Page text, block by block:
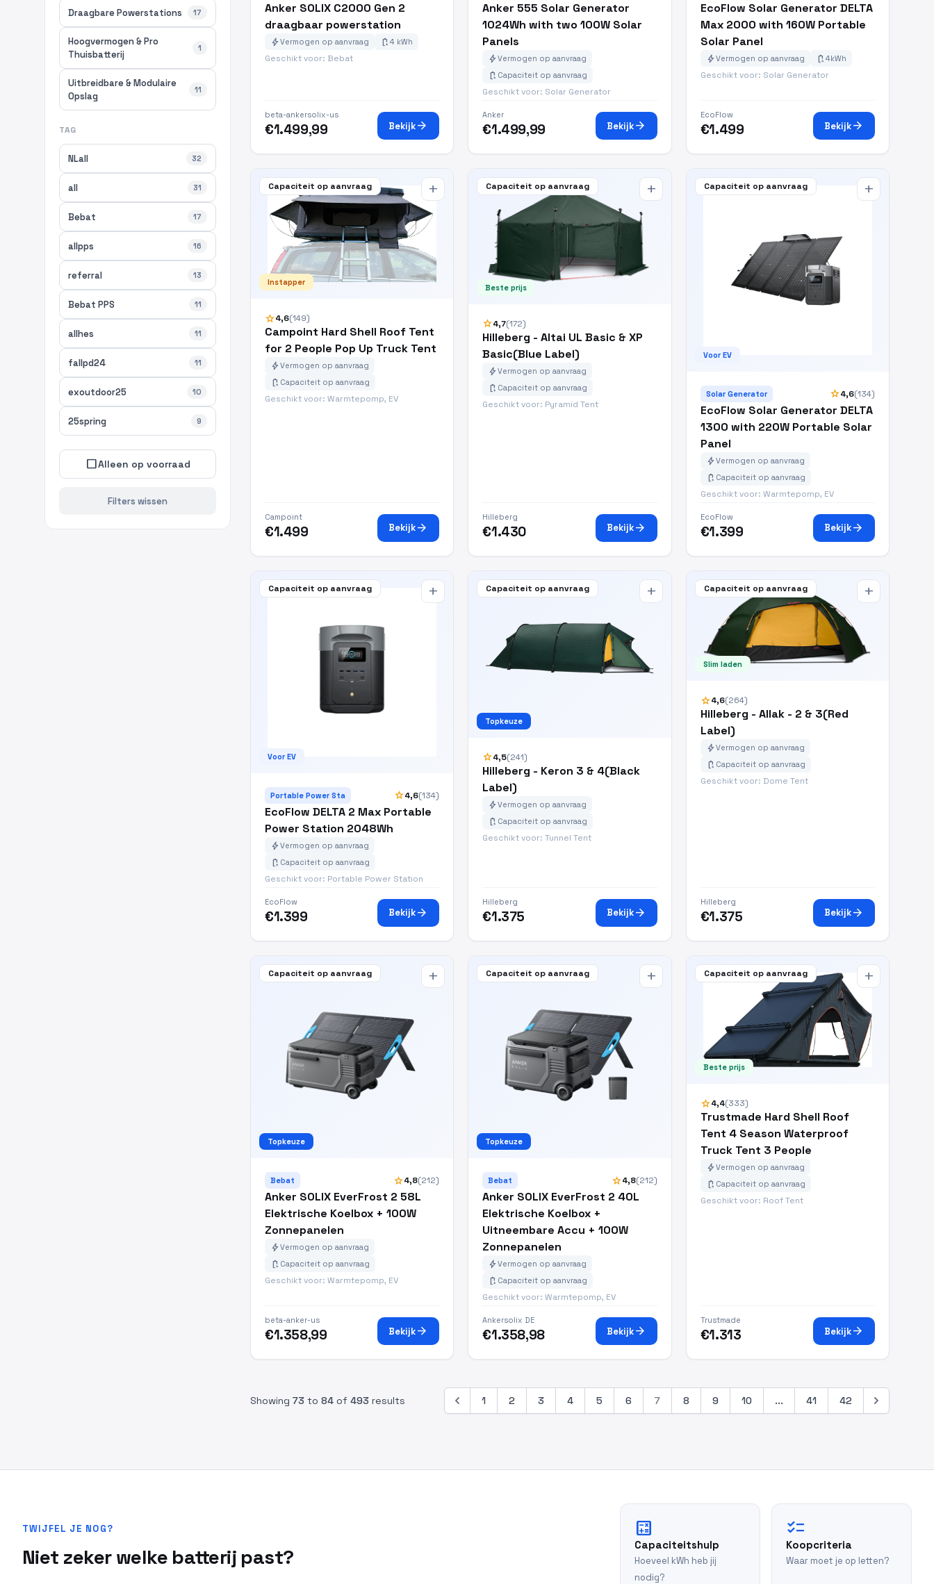
Draagbare Powerstations 17
Hoogvermogen & Pro
Thuisbatterij
1
Uitbreidbare & Modulaire
Opslag
11
TAG
NLall 32
all 31
Bebat 17
allpps 16
referral 13
Bebat PPS 11
allhes 11
fallpd24 11
exoutdoor25 10
25spring 9
check_box_outline_blankAlleen op voorraad
Filters wissen
Anker SOLIX C2000 Gen 2
draagbaar powerstation
boltVermogen op aanvraag battery_charging_full 4 kWh
Geschikt voor: Bebat
beta-ankersolix-us
€1.499,99 Bekijkarrow_forward
Anker 555 Solar Generator
1024Wh with two 100W Solar
Panels
boltVermogen op aanvraag
battery_charging_full Capaciteit op aanvraag
Geschikt voor: Solar Generator
Anker
€1.499,99 Bekijkarrow_forward
EcoFlow Solar Generator DELTA
Max 2000 with 160W Portable
Solar Panel
boltVermogen op aanvraag battery_charging_full 4kWh
Geschikt voor: Solar Generator
EcoFlow
€1.499 Bekijkarrow_forward
Capaciteit op aanvraag
Instapper
add
star4,6(149)
Campoint Hard Shell Roof Tent
for 2 People Pop Up Truck Tent
boltVermogen op aanvraag
battery_charging_full Capaciteit op aanvraag
Geschikt voor: Warmtepomp, EV
Campoint
€1.499 Bekijkarrow_forward
Capaciteit op aanvraag
Beste prijs
add
star4,7(172)
Hilleberg - Altai UL Basic & XP
Basic(Blue Label)
boltVermogen op aanvraag
battery_charging_full Capaciteit op aanvraag
Geschikt voor: Pyramid Tent
Hilleberg
€1.430 Bekijkarrow_forward
Capaciteit op aanvraag
Voor EV
add
Solar Generator star4,6(134)
EcoFlow Solar Generator DELTA
1300 with 220W Portable Solar
Panel
boltVermogen op aanvraag
battery_charging_full Capaciteit op aanvraag
Geschikt voor: Warmtepomp, EV
EcoFlow
€1.399 Bekijkarrow_forward
Capaciteit op aanvraag
Voor EV
add
Portable Power Sta star4,6(134)
EcoFlow DELTA 2 Max Portable
Power Station 2048Wh
boltVermogen op aanvraag
battery_charging_full Capaciteit op aanvraag
Geschikt voor: Portable Power Station
EcoFlow
€1.399 Bekijkarrow_forward
Capaciteit op aanvraag
Topkeuze
add
star4,5(241)
Hilleberg - Keron 3 & 4(Black
Label)
boltVermogen op aanvraag
battery_charging_full Capaciteit op aanvraag
Geschikt voor: Tunnel Tent
Hilleberg
€1.375 Bekijkarrow_forward
Capaciteit op aanvraag
Slim laden
add
star4,6(264)
Hilleberg - Allak - 2 & 3(Red
Label)
boltVermogen op aanvraag
battery_charging_full Capaciteit op aanvraag
Geschikt voor: Dome Tent
Hilleberg
€1.375 Bekijkarrow_forward
Capaciteit op aanvraag
Topkeuze
add
Bebat star4,8(212)
Anker SOLIX EverFrost 2 58L
Elektrische Koelbox + 100W
Zonnepanelen
boltVermogen op aanvraag
battery_charging_full Capaciteit op aanvraag
Geschikt voor: Warmtepomp, EV
beta-anker-us
€1.358,99 Bekijkarrow_forward
Capaciteit op aanvraag
Topkeuze
add
Bebat star4,8(212)
Anker SOLIX EverFrost 2 40L
Elektrische Koelbox +
Uitneembare Accu + 100W
Zonnepanelen
boltVermogen op aanvraag
battery_charging_full Capaciteit op aanvraag
Geschikt voor: Warmtepomp, EV
Ankersolix DE
€1.358,98 Bekijkarrow_forward
Capaciteit op aanvraag
Beste prijs
add
star4,4(333)
Trustmade Hard Shell Roof
Tent 4 Season Waterproof
Truck Tent 3 People
boltVermogen op aanvraag
battery_charging_full Capaciteit op aanvraag
Geschikt voor: Roof Tent
Trustmade
€1.313 Bekijkarrow_forward
Showing 73 to 84 of 493 results 1 2 3 4 5 6 7 8 9 10 ... 41 42
TWIJFEL JE NOG?
Niet zeker welke batterij past?
calculate
Capaciteitshulp
Hoeveel kWh heb jij
nodig?
checklist
Koopcriteria
Waar moet je op letten?